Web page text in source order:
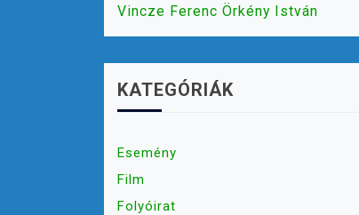
Vincze Ferenc Örkény István
KATEGÓRIÁK
Esemény
Film
Folyóirat